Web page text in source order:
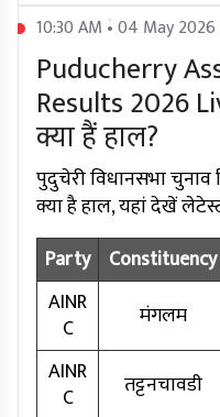
10:30 AM • 04 May 2026
Puducherry
Results 2026
क्या हैं हाल?
पुदुचेरी विधानसभा चुनाव
क्या है हाल, यहां देखें
Party Constituency
AINR
C
मंगलम
AINR
C
तट्टनचावडी